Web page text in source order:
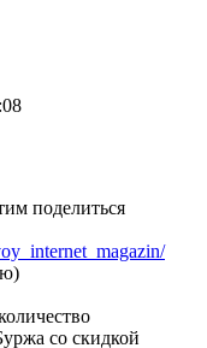
поделиться
со скидкой